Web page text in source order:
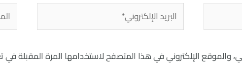
الإلكتروني*
والموقع الإلكتروني في هذا المتصفح لاستخدامها المرة المقبلة في